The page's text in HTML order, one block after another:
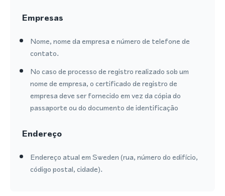
Empresas
Nome, nome da empresa e número de telefone de
contato.
No caso de processo de registro realizado sob um
nome de empresa, o certificado de registro de
empresa deve ser fornecido em vez da cópia do
passaporte ou do documento de identificação
Endereço
Endereço atual em Sweden (rua, número do edifício,
código postal, cidade).